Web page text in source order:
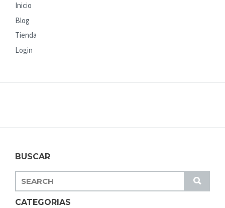
Inicio
Blog
Tienda
Login
BUSCAR
S
U
E
A
CATEGORIAS